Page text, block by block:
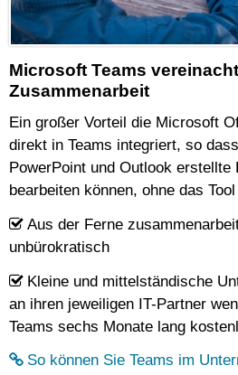
Microsoft Teams
Zusammenarbeit
Ein großer Vorteil die Microsoft
direkt in Teams integriert, so
PowerPoint und Outlook erstellte
bearbeiten können, ohne das
Aus der Ferne
unbürokratisch
Kleine und mittelständische
an ihren jeweiligen IT-Partner
Teams sechs Monate lang
So können Sie Teams im